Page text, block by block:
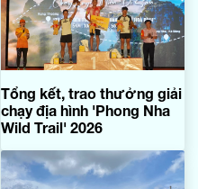
Tổng kết, trao thưởng giải
chạy địa hình 'Phong Nha
Wild Trail' 2026